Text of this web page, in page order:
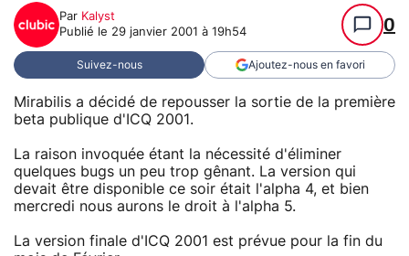
Par Kalyst
Publié le 29 janvier 2001 à 19h54 0
Suivez-nous Ajoutez-nous en favori
Mirabilis a décidé de repousser la sortie de la première
beta publique d'ICQ 2001.
La raison invoquée étant la nécessité d'éliminer
quelques bugs un peu trop gênant. La version qui
devait être disponible ce soir était l'alpha 4, et bien
mercredi nous aurons le droit à l'alpha 5.
La version finale d'ICQ 2001 est prévue pour la fin du